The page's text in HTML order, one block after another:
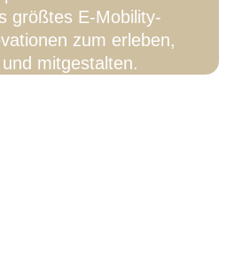
größtes E-Mobility-
zum erleben,
mitgestalten.